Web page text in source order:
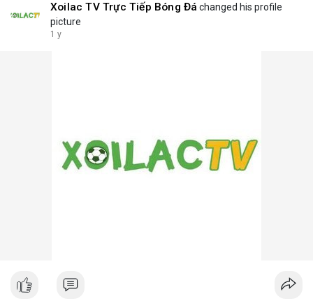
Xoilac TV Trực Tiếp Bóng Đá changed his profile
picture
1 y